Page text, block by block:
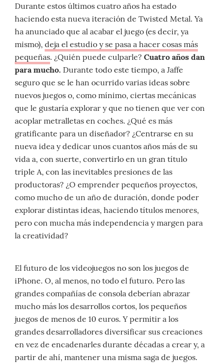
Durante estos últimos cuatro años ha estado
haciendo esta nueva iteración de Twisted Metal. Ya
ha anunciado que al acabar el juego (es decir, ya
mismo), deja el estudio y se pasa a hacer cosas más
pequeñas. ¿Quién puede culparle? Cuatro años dan
para mucho. Durante todo este tiempo, a Jaffe
seguro que se le han ocurrido varias ideas sobre
nuevos juegos o, como mínimo, ciertas mecánicas
que le gustaría explorar y que no tienen que ver con
acoplar metralletas en coches. ¿Qué es más
gratificante para un diseñador? ¿Centrarse en su
nueva idea y dedicar unos cuantos años más de su
vida a, con suerte, convertirlo en un gran título
triple A, con las inevitables presiones de las
productoras? ¿O emprender pequeños proyectos,
como mucho de un año de duración, donde poder
explorar distintas ideas, haciendo títulos menores,
pero con mucha más independencia y margen para
la creatividad?
El futuro de los videojuegos no son los juegos de
iPhone. O, al menos, no todo el futuro. Pero las
grandes compañías de consola deberían abrazar
mucho más los desarrollos cortos, los pequeños
juegos de menos de 10 euros. Y permitir a los
grandes desarrolladores diversificar sus creaciones
en vez de encadenarles durante décadas a crear y, a
partir de ahí, mantener una misma saga de juegos.